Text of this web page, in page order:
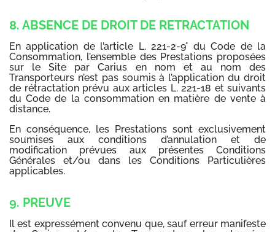
8. ABSENCE DE DROIT DE RETRACTATION
En application de l’article L. 221-2-9° du Code de la
Consommation, l’ensemble des Prestations proposées
sur le Site par Carius en nom et au nom des
Transporteurs n’est pas soumis à l’application du droit
de rétractation prévu aux articles L. 221-18 et suivants
du Code de la consommation en matière de vente à
distance.
En conséquence, les Prestations sont exclusivement
soumises aux conditions d’annulation et de
modification prévues aux présentes Conditions
Générales et/ou dans les Conditions Particulières
applicables.
9. PREUVE
Il est expressément convenu que, sauf erreur manifeste